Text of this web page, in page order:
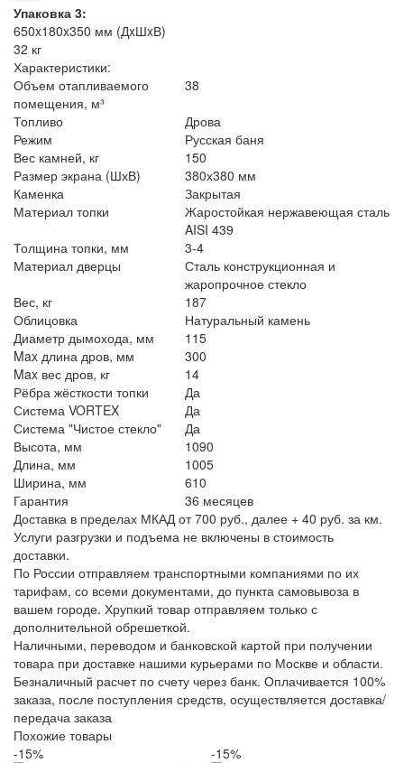
Упаковка 3:
650x180x350 мм (ДxШxВ)
32 кг
Характеристики:
Объем отапливаемого
помещения, м³
38
Топливо
Дрова
Режим
Русская баня
Вес камней, кг
150
Размер экрана (ШхВ)
380х380 мм
Каменка
Закрытая
Материал топки
Жаростойкая нержавеющая сталь
AISI 439
Толщина топки, мм
3-4
Материал дверцы
Сталь конструкционная и
жаропрочное стекло
Вес, кг
187
Облицовка
Натуральный камень
Диаметр дымохода, мм
115
Max длина дров, мм
300
Max вес дров, кг
14
Рёбра жёсткости топки
Да
Система VORTEX
Да
Система "Чистое стекло"
Да
Высота, мм
1090
Длина, мм
1005
Ширина, мм
610
Гарантия
36 месяцев
Доставка в пределах МКАД от 700 руб., далее + 40 руб. за км.
Услуги разгрузки и подъема не включены в стоимость
доставки.
По России отправляем транспортными компаниями по их
тарифам, со всеми документами, до пункта самовывоза в
вашем городе. Хрупкий товар отправляем только с
дополнительной обрешеткой.
Наличными, переводом и банковской картой при получении
товара при доставке нашими курьерами по Москве и области.
Безналичный расчет по счету через банк. Оплачивается 100%
заказа, после поступления средств, осуществляется доставка/
передача заказа
Похожие товары
-15%
-15%